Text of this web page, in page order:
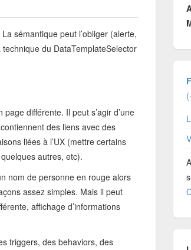
sémantique peut l’obliger (alerte,
du DataTemplateSelector
différente. Il peut s’agir d’une
des liens avec des
liées à l’UX (mettre certains
autres, etc).
nom de personne en rouge alors
assez simples. Mais il peut
affichage d’informations
triggers, des behaviors, des
(